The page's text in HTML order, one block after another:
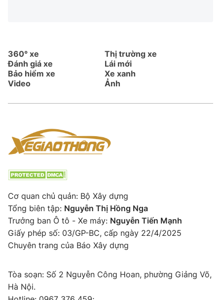
360° xe
Thị trường xe
Đánh giá xe
Lái mới
Bảo hiểm xe
Xe xanh
Video
Ảnh
Cơ quan chủ quản: Bộ Xây dựng
Tổng biên tập: Nguyễn Thị Hồng Nga
Trưởng ban Ô tô - Xe máy: Nguyễn Tiến Mạnh
Giấy phép số: 03/GP-BC, cấp ngày 22/4/2025
Chuyên trang của Báo Xây dựng
Tòa soạn: Số 2 Nguyễn Công Hoan, phường Giảng Võ,
Hà Nội.